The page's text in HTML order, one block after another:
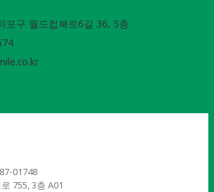
포구 월드컵북로6길 36, 5층
01748
755, 3층 A01